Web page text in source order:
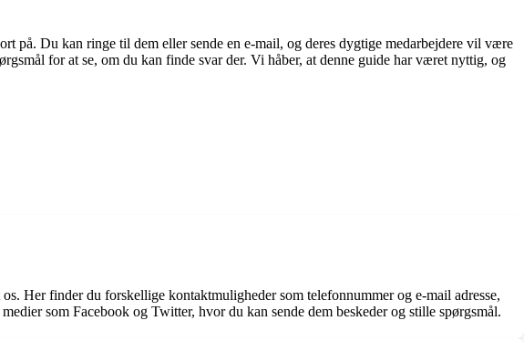
på. Du kan ringe til dem eller sende en e-mail, og deres dygtige medarbejdere vil være
for at se, om du kan finde svar der. Vi håber, at denne guide har været nyttig, og
Her finder du forskellige kontaktmuligheder som telefonnummer og e-mail adresse,
som Facebook og Twitter, hvor du kan sende dem beskeder og stille spørgsmål.